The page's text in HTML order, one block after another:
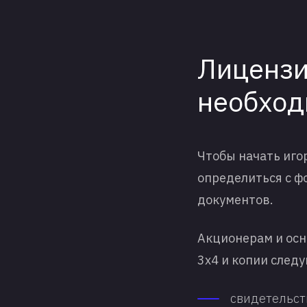
Чтобы начать
определиться с
документов.
Акционерам и
3х4 и копии